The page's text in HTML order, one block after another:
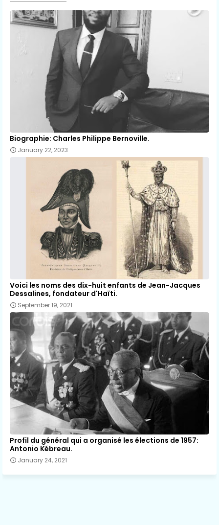
Biographie: Charles Philippe Bernoville.
January 22, 2023
Voici les noms des dix-huit enfants de Jean-Jacques
Dessalines, fondateur d'Haïti.
September 19, 2021
Profil du général qui a organisé les élections de 1957:
Antonio Kébreau.
January 24, 2021